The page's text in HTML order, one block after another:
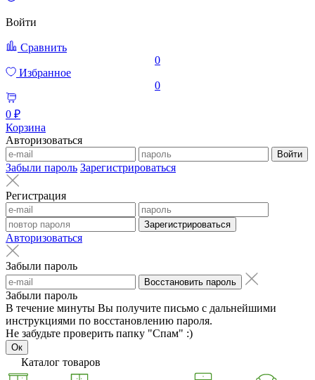
Войти
Сравнить
0
Избранное
0
0 ₽
Корзина
Авторизоваться
Войти
Забыли пароль Зарегистрироваться
Регистрация
Зарегистрироваться
Авторизоваться
Забыли пароль
Восстановить пароль
Забыли пароль
В течение минуты Вы получите письмо с дальнейшими
инструкциями по восстановлению пароля.
Не забудьте проверить папку "Спам" :)
Ок
Каталог товаров